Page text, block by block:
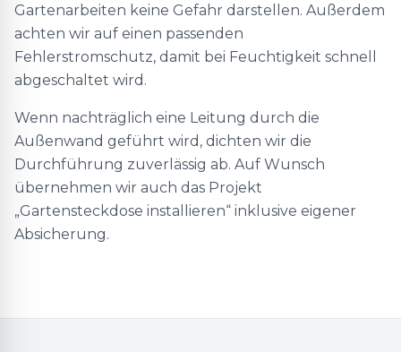
Gartenarbeiten keine Gefahr darstellen. Außerdem
achten wir auf einen passenden
Fehlerstromschutz, damit bei Feuchtigkeit schnell
abgeschaltet wird.
Wenn nachträglich eine Leitung durch die
Außenwand geführt wird, dichten wir die
Durchführung zuverlässig ab. Auf Wunsch
übernehmen wir auch das Projekt
„Gartensteckdose installieren“ inklusive eigener
Absicherung.